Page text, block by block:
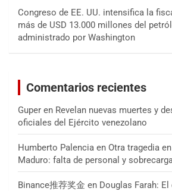
Congreso de EE. UU. intensifica la
más de USD 13.000 millones del
administrado por Washington
Comentarios recientes
Guper en Revelan nuevas muertes y
oficiales del Ejército venezolano
Humberto Palencia en Otra tragedia
Maduro: falta de personal y
Binance推荐奖金 en Douglas Farah: El